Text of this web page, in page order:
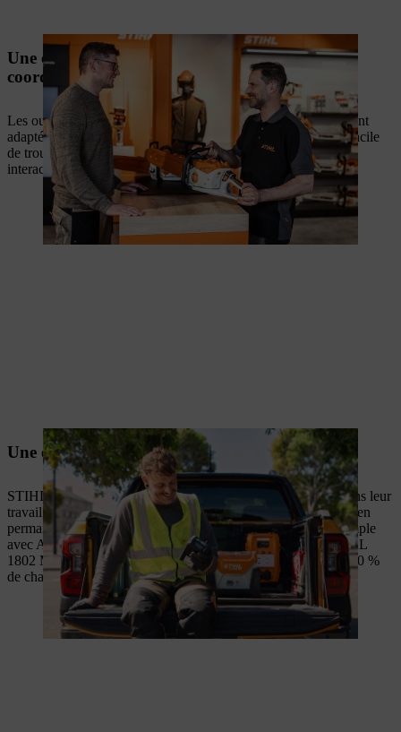
Une efficacité maximale grâce à une parfaite
coordination
Les outils, les batteries et les chargeurs STIHL sont parfaitement
adaptés les uns aux autres. Avec les bons conseils, il est plus facile
de trouver la bonne solution et vous pouvez compter sur une
interaction fiable de tous les composants de votre équipement.
Une évolution continue basée sur l’expérience
STIHL connaît parfaitement les besoins des professionnels dans leur
travail quotidien intensif. C’est pourquoi nous faisons évoluer en
permanence l’univers des systèmes batterie STIHL – par exemple
avec ALLPRO. Associées au chargeur haute vitesse STIHL AL
1802 MO, les batteries haute performance atteignent jusqu’à 80 %
de charge en seulement 9 minutes².